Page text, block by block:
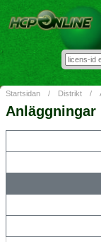
Startsidan / Distrikt /